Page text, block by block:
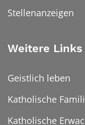
Stellenanzeigen
Weitere Links
Geistlich leben
Katholische
Katholische